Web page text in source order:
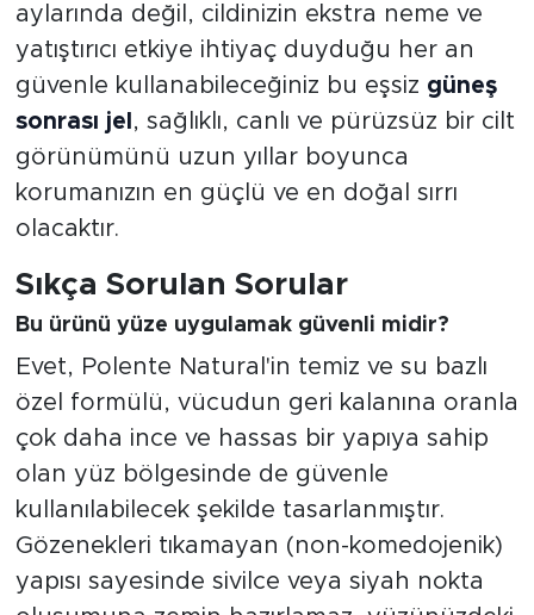
aylarında değil, cildinizin ekstra neme ve
yatıştırıcı etkiye ihtiyaç duyduğu her an
güvenle kullanabileceğiniz bu eşsiz güneş
sonrası jel , sağlıklı, canlı ve pürüzsüz bir cilt
görünümünü uzun yıllar boyunca
korumanızın en güçlü ve en doğal sırrı
olacaktır.
Sıkça Sorulan Sorular
Bu ürünü yüze uygulamak güvenli midir?
Evet, Polente Natural'in temiz ve su bazlı
özel formülü, vücudun geri kalanına oranla
çok daha ince ve hassas bir yapıya sahip
olan yüz bölgesinde de güvenle
kullanılabilecek şekilde tasarlanmıştır.
Gözenekleri tıkamayan (non-komedojenik)
yapısı sayesinde sivilce veya siyah nokta